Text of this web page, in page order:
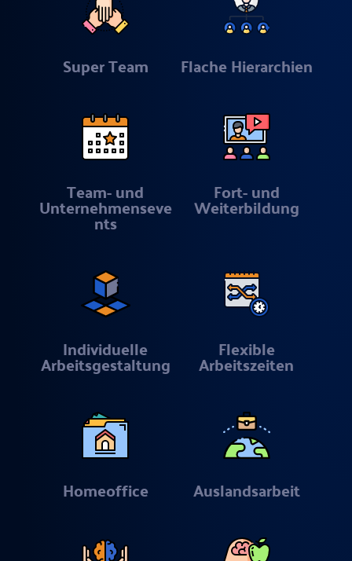
Super Team Flache Hierarchien
Team- und
Unternehmenseve
nts
Fort- und
Weiterbildung
Individuelle
Arbeitsgestaltung
Flexible
Arbeitszeiten
Homeoffice Auslandsarbeit